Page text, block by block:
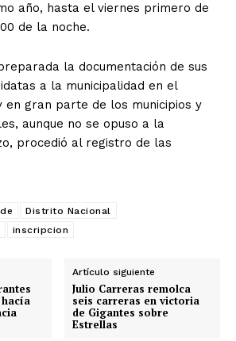
año, hasta el viernes primero de
de la noche.
la documentación de sus
a la municipalidad en el
en gran parte de los municipios y
aunque no se opuso a la
procedió al registro de las
Distrito Nacional
inscripcion
Artículo siguiente
Julio Carreras remolca
seis carreras en victoria
de Gigantes sobre
Estrellas